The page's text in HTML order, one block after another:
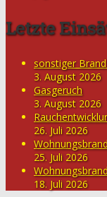
Letzte
sonstiger
3. August 2026
Gasgeruch
3. August 2026
26. Juli 2026
25. Juli 2026
18. Juli 2026